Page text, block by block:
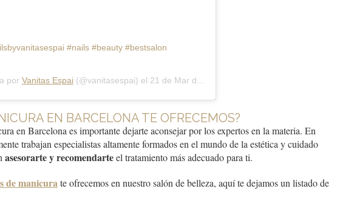
#nails #beauty #bestsalon
por Vanitas Espai(@vanitasespai) el 21 de Mar de 2019 a las 8:47 PDT
EN BARCELONA TE OFRECEMOS?
en Barcelona es importante dejarte aconsejar por los expertos en la materia. En
trabajan especialistas altamente formados en el mundo de la estética y cuidado
asesorarte y recomendarteel tratamiento más adecuado para ti.
de manicurate ofrecemos en nuestro salón de belleza, aquí te dejamos un listado de